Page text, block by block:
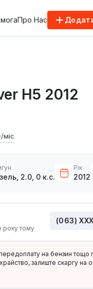
Про Нас
H5 2012
міс
2.0, 0 к.с.
Рік
2012
року тому
(063)
на бензин тощо
залиште скаргу на